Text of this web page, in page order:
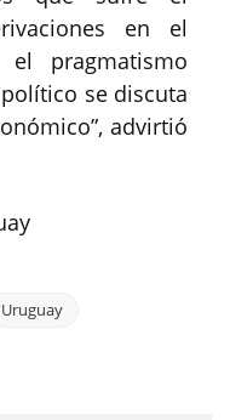
en el
pragmatismo
se discuta
advirtió
Uruguay